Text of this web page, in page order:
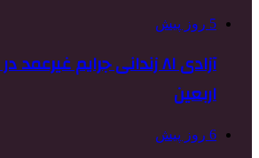
5 روز پیش
آزادی ۸۱ زندانی جرایم
اربعین
6 روز پیش